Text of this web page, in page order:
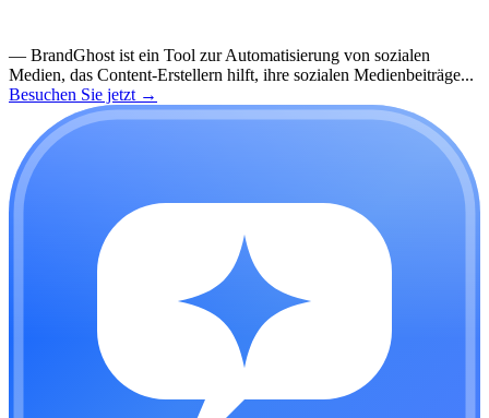
— BrandGhost ist ein Tool zur Automatisierung von sozialen
Medien, das Content-Erstellern hilft, ihre sozialen Medienbeiträge...
Besuchen Sie jetzt →